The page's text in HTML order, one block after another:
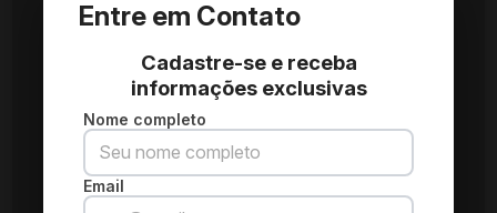
Entre em Contato
Cadastre-se e receba
informações exclusivas
Nome completo
Email